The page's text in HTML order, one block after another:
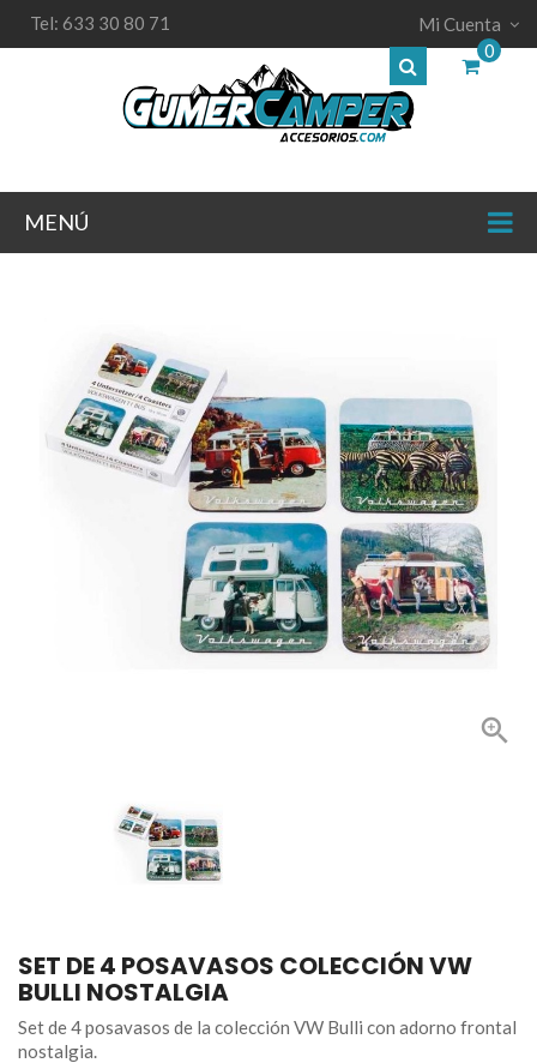
Tel: 633 30 80 71
Mi Cuenta
0
MENÚ

SET DE 4 POSAVASOS COLECCIÓN VW
BULLI NOSTALGIA
Set de 4 posavasos de la colección VW Bulli con adorno frontal
nostalgia.